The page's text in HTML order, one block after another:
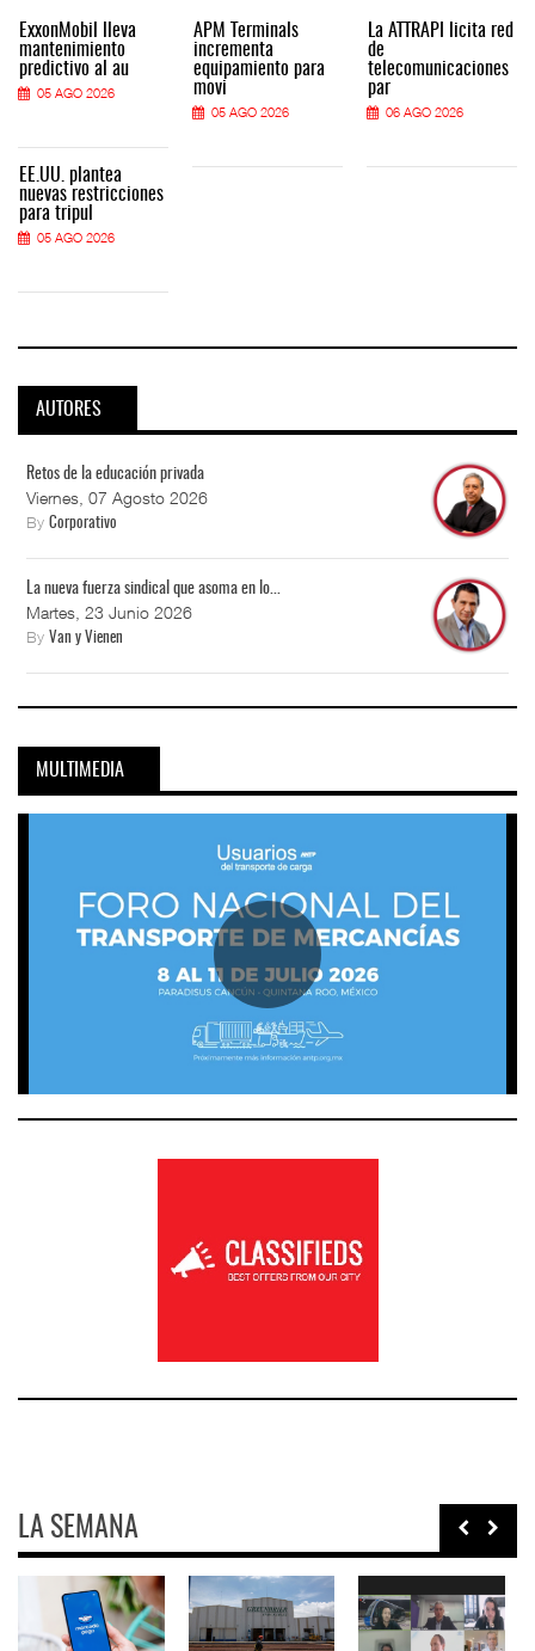
ExxonMobil lleva
mantenimiento
predictivo al au
05 AGO 2026
EE.UU. plantea
nuevas restricciones
para tripul
05 AGO 2026
APM Terminals
incrementa
equipamiento para
movi
05 AGO 2026
La ATTRAPI licita red
de
telecomunicaciones
par
06 AGO 2026
AUTORES
Retos de la educación privada
Viernes, 07 Agosto 2026
By Corporativo
La nueva fuerza sindical que asoma en lo...
Martes, 23 Junio 2026
By Van y Vienen
MULTIMEDIA
LA SEMANA